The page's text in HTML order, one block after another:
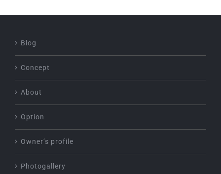
Blog
Concept
About
Option
Owner’s profile
Photogallery